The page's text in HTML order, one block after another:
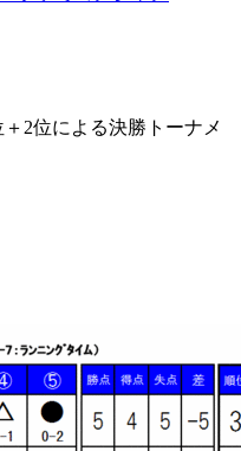
2位による決勝トーナメ